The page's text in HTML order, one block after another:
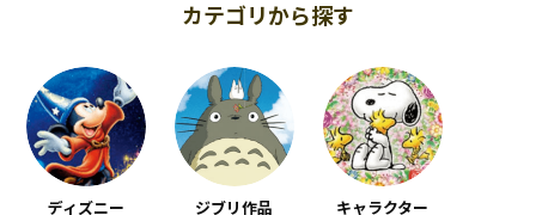
カテゴリから探す
ディズニー ジブリ作品 キャラクター